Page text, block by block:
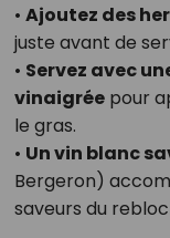
• Ajoutez des
juste avant de
• Servez avec
vinaigréepour
le gras.
• Un vin blanc
Bergeron)
saveurs du